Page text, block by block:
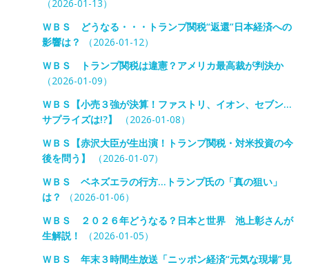
（2026-01-13）
ＷＢＳ どうなる・・・トランプ関税“返還”日本経済への
影響は？
（2026-01-12）
ＷＢＳ トランプ関税は違憲？アメリカ最高裁が判決か
（2026-01-09）
ＷＢＳ【小売３強が決算！ファストリ、イオン、セブン…
サプライズは!?】
（2026-01-08）
ＷＢＳ【赤沢大臣が生出演！トランプ関税・対米投資の今
後を問う】
（2026-01-07）
ＷＢＳ ベネズエラの行方…トランプ氏の「真の狙い」
は？
（2026-01-06）
ＷＢＳ ２０２６年どうなる？日本と世界 池上彰さんが
生解説！
（2026-01-05）
ＷＢＳ 年末３時間生放送「ニッポン経済“元気な現場”見